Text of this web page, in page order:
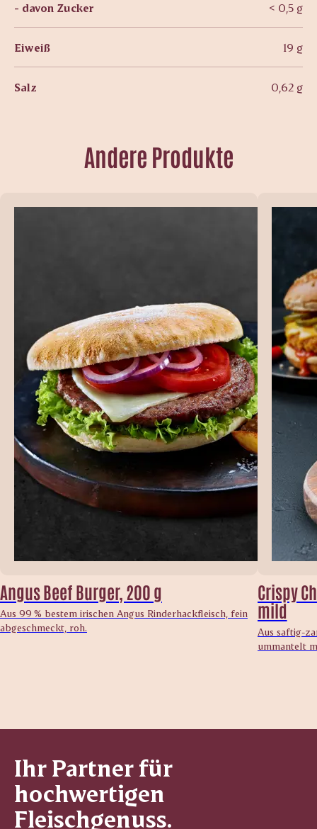
- davon Zucker < 0,5 g
Eiweiß 19 g
Salz 0,62 g
Andere Produkte
Angus Beef Burger, 200 g
Aus 99 % bestem irischen Angus Rinderhackfleisch, fein
abgeschmeckt, roh.
Crispy
mild
Aus saftig-
ummantelt
Ihr Partner für
hochwertigen
Fleischgenuss.